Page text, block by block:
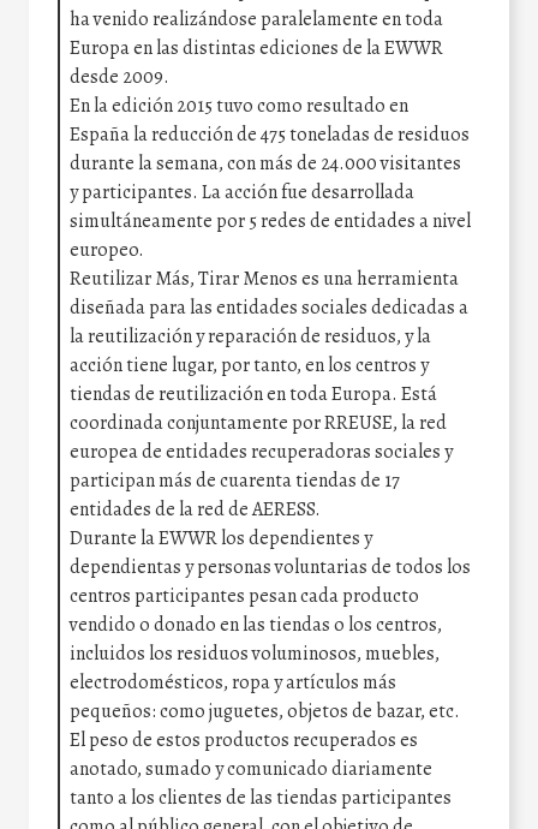
ha venido realizándose paralelamente en toda
Europa en las distintas ediciones de la EWWR
desde 2009.
En la edición 2015 tuvo como resultado en
España la reducción de 475 toneladas de residuos
durante la semana, con más de 24.000 visitantes
y participantes. La acción fue desarrollada
simultáneamente por 5 redes de entidades a nivel
europeo.
Reutilizar Más, Tirar Menos es una herramienta
diseñada para las entidades sociales dedicadas a
la reutilización y reparación de residuos, y la
acción tiene lugar, por tanto, en los centros y
tiendas de reutilización en toda Europa. Está
coordinada conjuntamente por RREUSE, la red
europea de entidades recuperadoras sociales y
participan más de cuarenta tiendas de 17
entidades de la red de AERESS.
Durante la EWWR los dependientes y
dependientas y personas voluntarias de todos los
centros participantes pesan cada producto
vendido o donado en las tiendas o los centros,
incluidos los residuos voluminosos, muebles,
electrodomésticos, ropa y artículos más
pequeños: como juguetes, objetos de bazar, etc.
El peso de estos productos recuperados es
anotado, sumado y comunicado diariamente
tanto a los clientes de las tiendas participantes